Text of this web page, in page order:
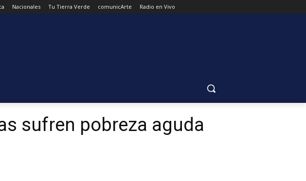
Nacionales Tu Tierra Verde comunicArte Radio en Vivo
sufren pobreza aguda